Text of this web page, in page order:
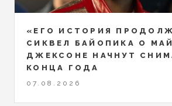
«ЕГО ИСТОРИЯ
СИКВЕЛ БАЙОПИКА О
ДЖЕКСОНЕ НАЧНУТ
КОНЦА ГОДА
07.08.2026